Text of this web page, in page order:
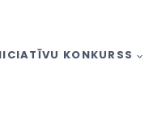
KONKURSS